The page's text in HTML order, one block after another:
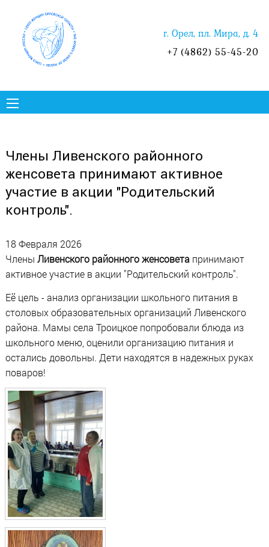
г. Орел, пл. Мира, д. 4
+7 (4862) 55-45-20
Члены Ливенского районного
женсовета принимают активное
участие в акции "Родительский
контроль".
18 Февраля 2026
Члены Ливенского районного женсовета принимают
активное участие в акции "Родительский контроль".
Её цель - анализ организации школьного питания в
столовых образовательных организаций Ливенского
района. Мамы села Троицкое попробовали блюда из
школьного меню, оценили организацию питания и
остались довольны. Дети находятся в надежных руках
поваров!